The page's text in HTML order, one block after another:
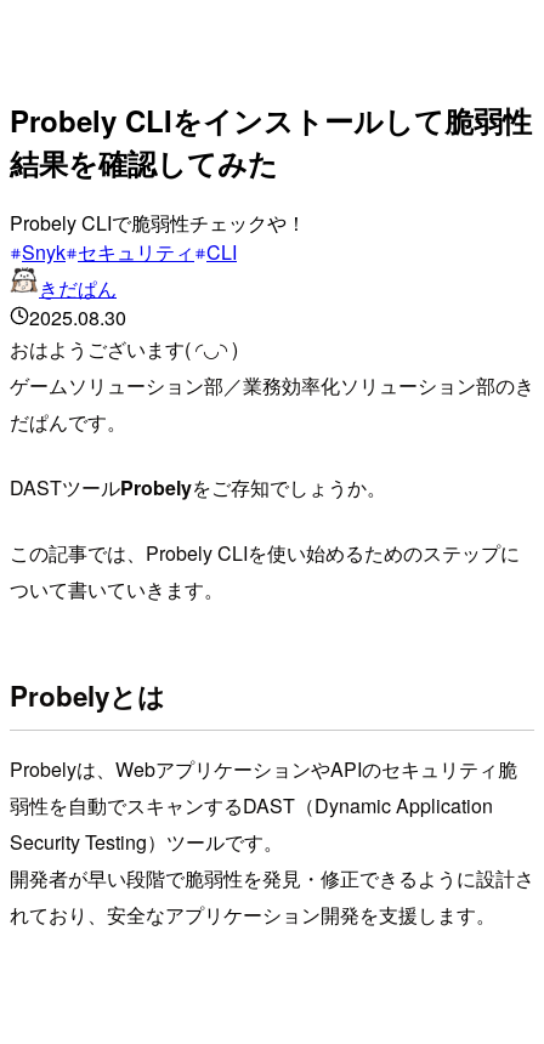
Probely CLIをインストールして脆弱性
結果を確認してみた
Probely CLIで脆弱性チェックや！
Snyk セキュリティ CLI
きだぱん
2025.08.30
おはようございます( ◜◡◝ )
ゲームソリューション部／業務効率化ソリューション部のき
だぱんです。
DASTツールProbelyをご存知でしょうか。
この記事では、Probely CLIを使い始めるためのステップに
ついて書いていきます。
Probelyとは
Probelyは、WebアプリケーションやAPIのセキュリティ脆
弱性を自動でスキャンするDAST（Dynamic Application
Security Testing）ツールです。
開発者が早い段階で脆弱性を発見・修正できるように設計さ
れており、安全なアプリケーション開発を支援します。